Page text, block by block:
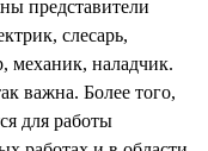
представители
слесарь,
механик, наладчик.
важна. Более того,
для работы